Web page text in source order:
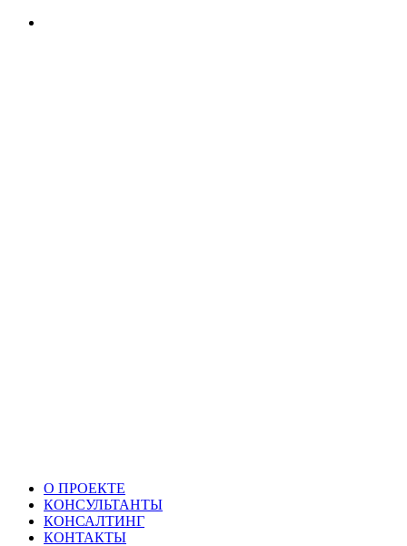
О ПРОЕКТЕ
КОНСУЛЬТАНТЫ
КОНСАЛТИНГ
КОНТАКТЫ